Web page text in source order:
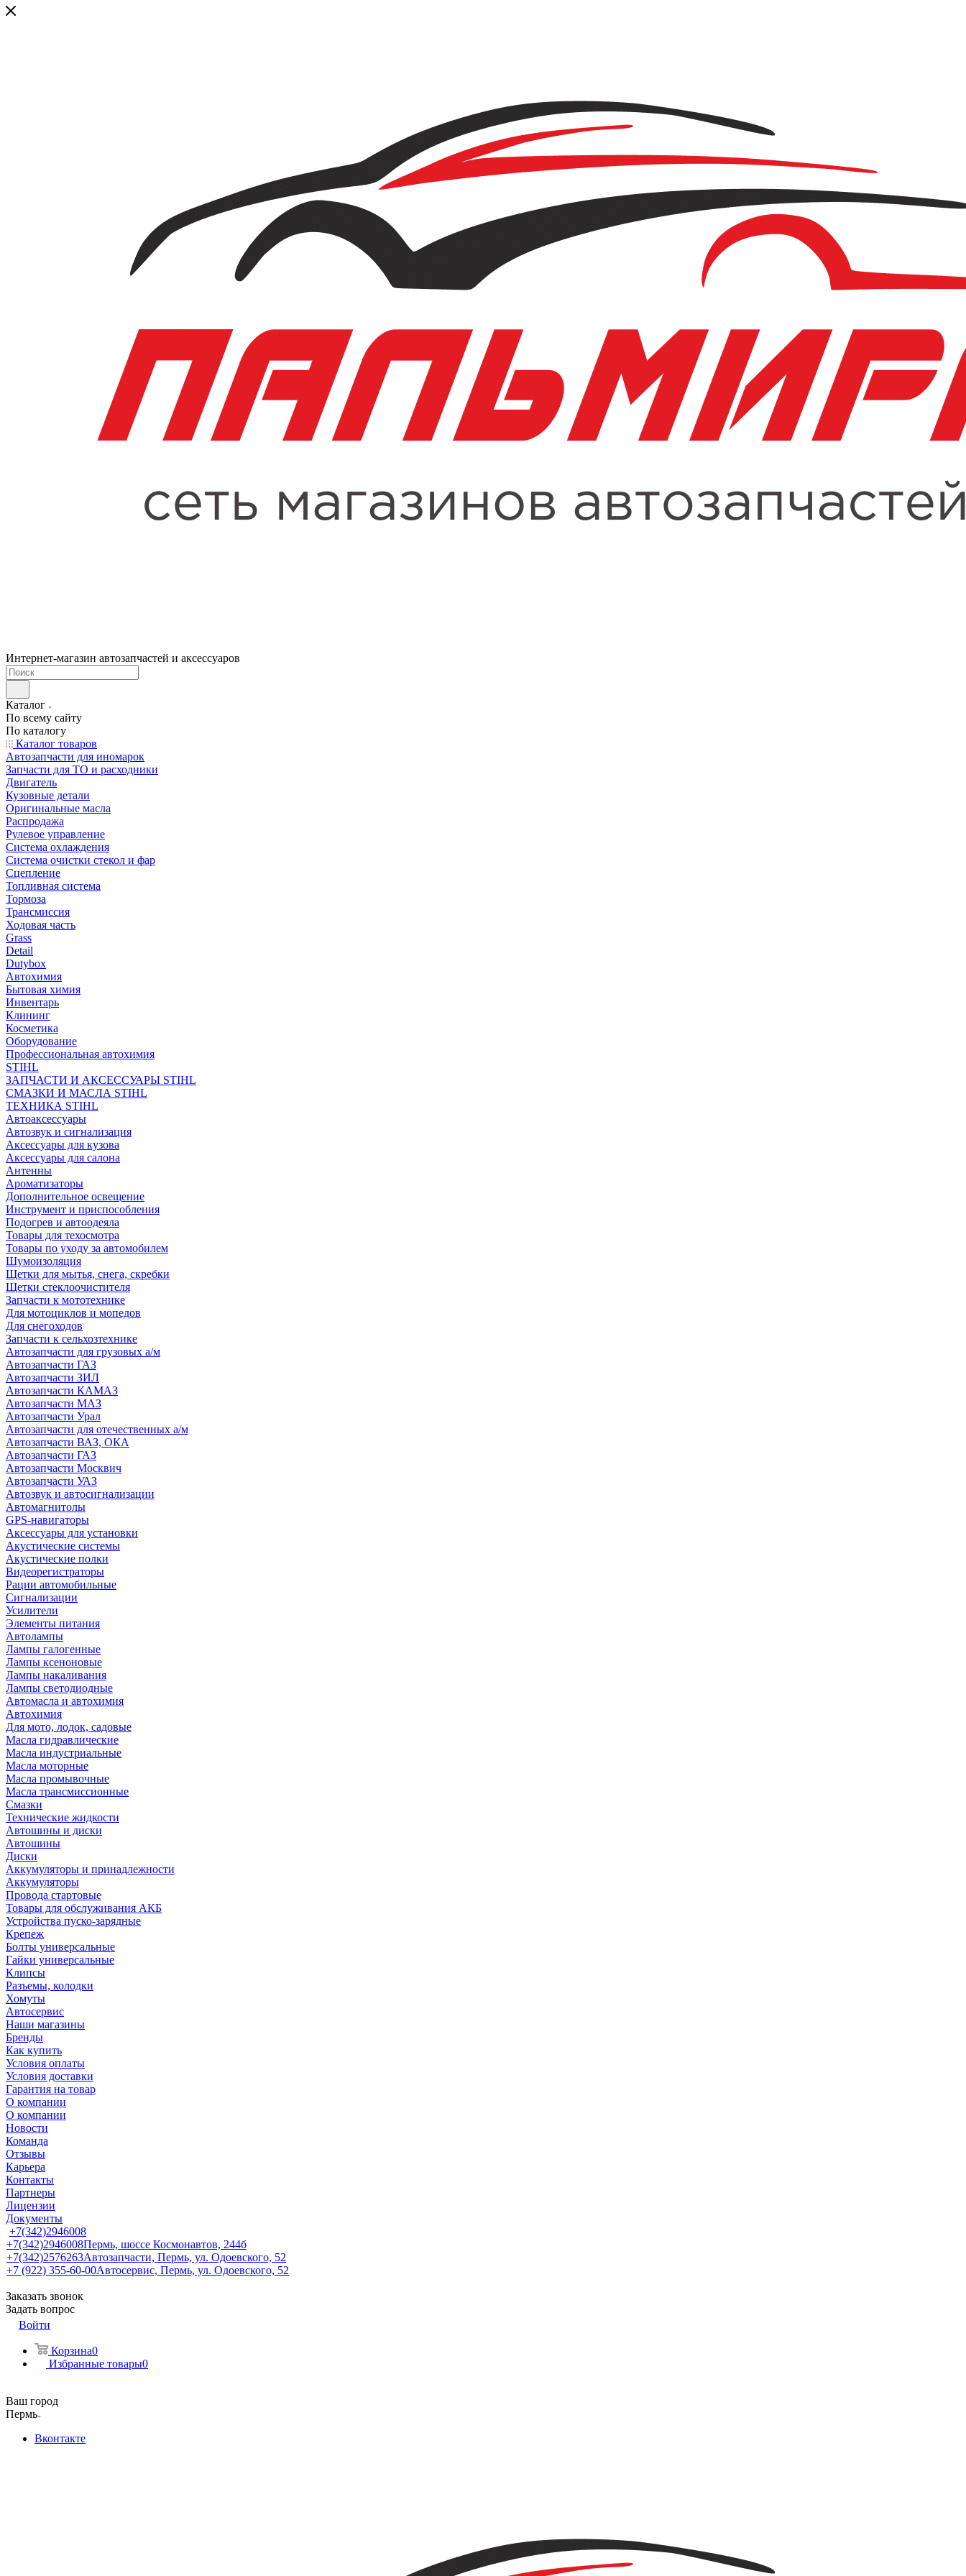
Интернет-магазин автозапчастей и аксессуаров
Каталог
По всему сайту
По каталогу
Каталог товаров
Автозапчасти для иномарок
Запчасти для ТО и расходники
Двигатель
Кузовные детали
Оригинальные масла
Распродажа
Рулевое управление
Система охлаждения
Система очистки стекол и фар
Сцепление
Топливная система
Тормоза
Трансмиссия
Ходовая часть
Grass
Detail
Dutybox
Автохимия
Бытовая химия
Инвентарь
Клининг
Косметика
Оборудование
Профессиональная автохимия
STIHL
ЗАПЧАСТИ И АКСЕССУАРЫ STIHL
СМАЗКИ И МАСЛА STIHL
ТЕХНИКА STIHL
Автоаксессуары
Автозвук и сигнализация
Аксессуары для кузова
Аксессуары для салона
Антенны
Ароматизаторы
Дополнительное освещение
Инструмент и приспособления
Подогрев и автоодеяла
Товары для техосмотра
Товары по уходу за автомобилем
Шумоизоляция
Щетки для мытья, снега, скребки
Щетки стеклоочистителя
Запчасти к мототехнике
Для мотоциклов и мопедов
Для снегоходов
Запчасти к сельхозтехнике
Автозапчасти для грузовых а/м
Автозапчасти ГАЗ
Автозапчасти ЗИЛ
Автозапчасти КАМАЗ
Автозапчасти МАЗ
Автозапчасти Урал
Автозапчасти для отечественных а/м
Автозапчасти ВАЗ, ОКА
Автозапчасти ГАЗ
Автозапчасти Москвич
Автозапчасти УАЗ
Автозвук и автосигнализации
Автомагнитолы
GPS-навигаторы
Аксессуары для установки
Акустические системы
Акустические полки
Видеорегистраторы
Рации автомобильные
Сигнализации
Усилители
Элементы питания
Автолампы
Лампы галогенные
Лампы ксеноновые
Лампы накаливания
Лампы светодиодные
Автомасла и автохимия
Автохимия
Для мото, лодок, садовые
Масла гидравлические
Масла индустриальные
Масла моторные
Масла промывочные
Масла трансмиссионные
Смазки
Технические жидкости
Автошины и диски
Автошины
Диски
Аккумуляторы и принадлежности
Аккумуляторы
Провода стартовые
Товары для обслуживания АКБ
Устройства пуско-зарядные
Крепеж
Болты универсальные
Гайки универсальные
Клипсы
Разъемы, колодки
Хомуты
Автосервис
Наши магазины
Бренды
Как купить
Условия оплаты
Условия доставки
Гарантия на товар
О компании
О компании
Новости
Команда
Отзывы
Карьера
Контакты
Партнеры
Лицензии
Документы
+7(342)2946008
+7(342)2946008Пермь, шоссе Космонавтов, 244б
+7(342)2576263Автозапчасти, Пермь, ул. Одоевского, 52
+7 (922) 355-60-00Автосервис, Пермь, ул. Одоевского, 52
Заказать звонок
Задать вопрос
Войти
Корзина0
Избранные товары0
Ваш город
Пермь
Вконтакте